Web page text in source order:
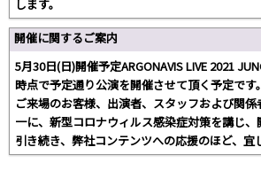
します。
開催に関するご案内
5月30日(日)開催予定ARGONAVIS LIVE 2021
時点で予定通り公演を開催させて頂く予定です。
ご来場のお客様、出演者、スタッフおよび関
一に、新型コロナウィルス感染症対策を講じ、
引き続き、弊社コンテンツへの応援のほど、宜